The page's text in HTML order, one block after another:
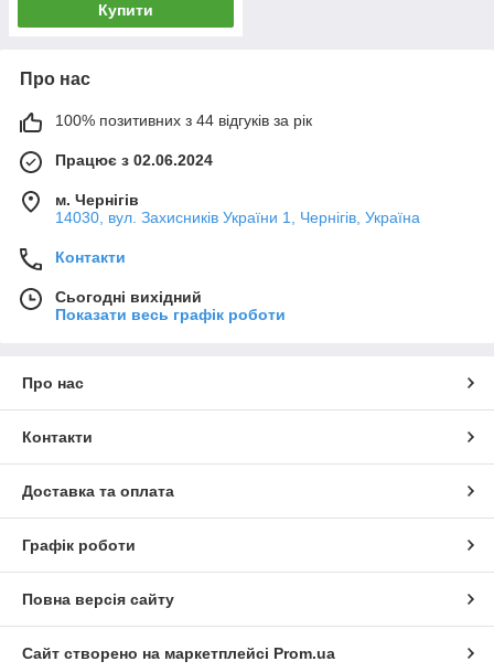
Купити
Про нас
100% позитивних з 44 відгуків за рік
Працює з 02.06.2024
м. Чернігів
14030, вул. Захисників України 1, Чернігів, Україна
Контакти
Сьогодні вихідний
Показати весь графік роботи
Про нас
Контакти
Доставка та оплата
Графік роботи
Повна версія сайту
Сайт створено на маркетплейсі Prom.ua